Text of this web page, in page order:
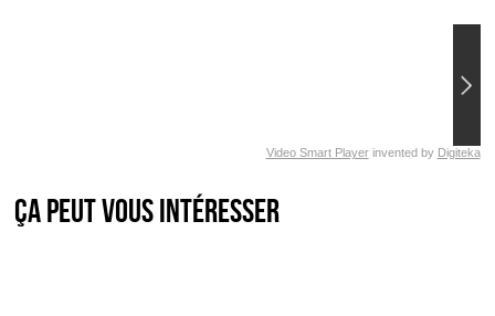
Video Smart Playerinvented by Digiteka
Ça peut vous intéresser